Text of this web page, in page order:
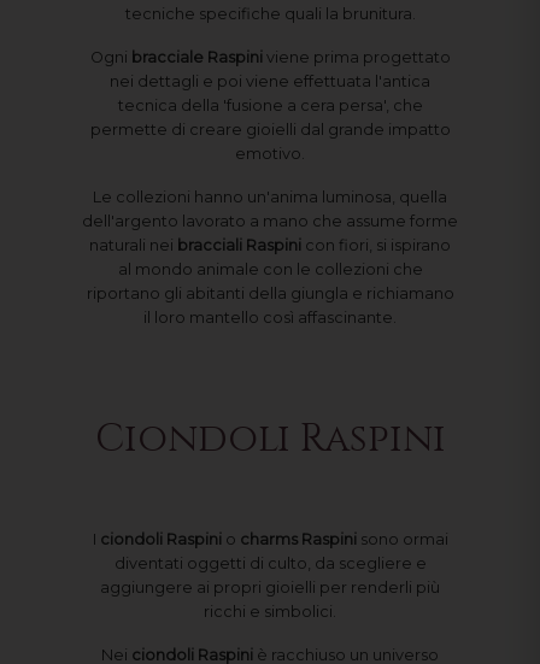
tecniche specifiche quali la brunitura.
Ogni bracciale Raspiniviene prima progettato
nei dettagli e poi viene effettuata l'antica
tecnica della 'fusione a cera persa', che
permette di creare gioielli dal grande impatto
emotivo.
Le collezioni hanno un'anima luminosa, quella
dell'argento lavorato a mano che assume forme
naturali nei bracciali Raspini con fiori, si ispirano
al mondo animale con le collezioni che
riportano gli abitanti della giungla e richiamano
il loro mantello così affascinante.
Ciondoli Raspini
I ciondoli Raspinio charms Raspini sono ormai
diventati oggetti di culto, da scegliere e
aggiungere ai propri gioielli per renderli più
ricchi e simbolici.
Nei ciondoli Raspini è racchiuso un universo